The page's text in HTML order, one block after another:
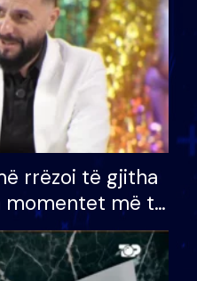
rrëzoi të gjitha
momentet më të
BB VIP: Do më
kur…